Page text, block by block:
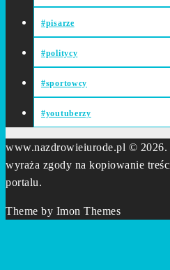
#pisarze
#politycy
#sportowcy
#youtuberzy
www.nazdrowieiurode.pl © 2026.
wyraża zgody na kopiowanie
portalu.
Theme by Imon Themes